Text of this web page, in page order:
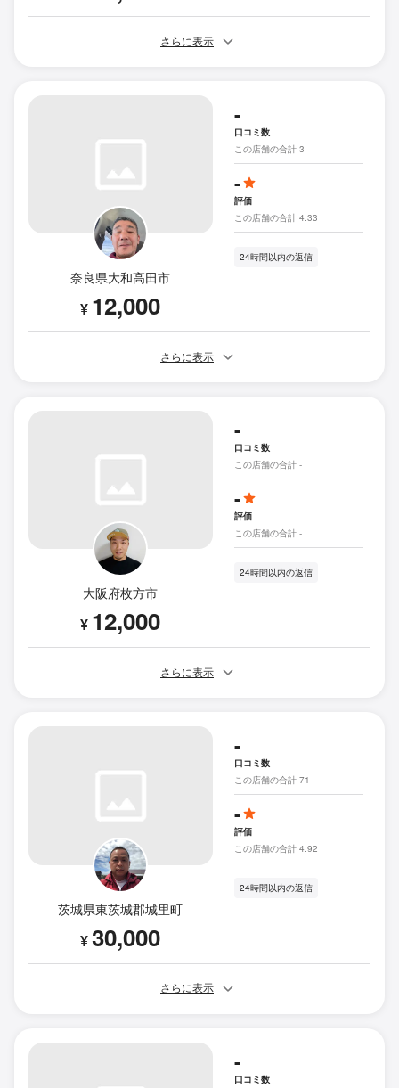
さらに表示
奈良県大和高田市
¥ 12,000
-
口コミ数
この店舗の合計 3
-
評価
この店舗の合計 4.33
24時間以内の返信
さらに表示
大阪府枚方市
¥ 12,000
-
口コミ数
この店舗の合計 -
-
評価
この店舗の合計 -
24時間以内の返信
さらに表示
茨城県東茨城郡城里町
¥30,000
-
口コミ数
この店舗の合計 71
-
評価
この店舗の合計 4.92
24時間以内の返信
さらに表示
-
口コミ数